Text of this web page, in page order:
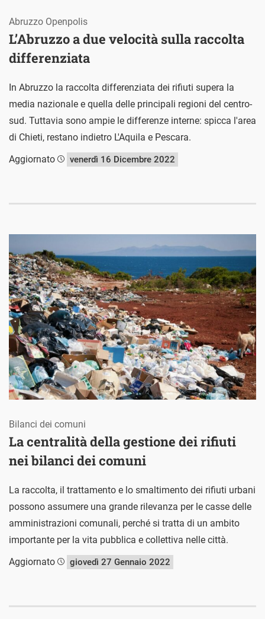
L’Abruzzo a due velocità sulla raccolta
differenziata
Abruzzo Openpolis
In Abruzzo la raccolta differenziata dei rifiuti supera la
media nazionale e quella delle principali regioni del centro-
sud. Tuttavia sono ampie le differenze interne: spicca l'area
di Chieti, restano indietro L'Aquila e Pescara.
Aggiornato
venerdì 16 Dicembre 2022
La centralità della gestione dei rifiuti
nei bilanci dei comuni
Bilanci dei comuni
La raccolta, il trattamento e lo smaltimento dei rifiuti urbani
possono assumere una grande rilevanza per le casse delle
amministrazioni comunali, perché si tratta di un ambito
importante per la vita pubblica e collettiva nelle città.
Aggiornato
giovedì 27 Gennaio 2022